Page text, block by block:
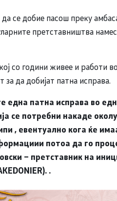
се добие пасош преку
претставништва
со години живее и работи
за да добијат патна исправа.
една патна исправа во
се потребни накаде
, евентуално кога ќе
потоа да го
– претставник на
. .